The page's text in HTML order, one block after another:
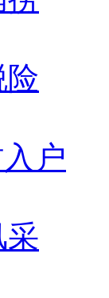
险
户
采